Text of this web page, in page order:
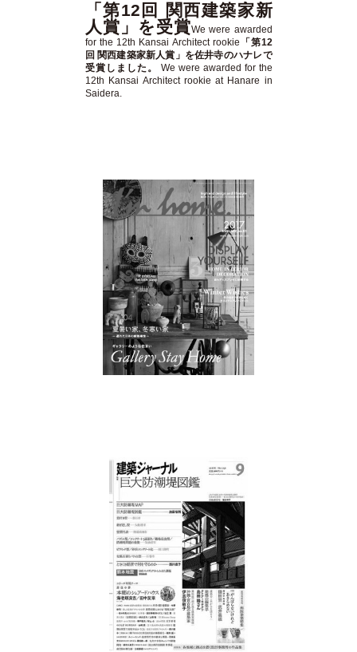
「第12回 関西建築家新
人賞」を受賞We were awarded
for the 12th Kansai Architect rookie 「第12
回 関西建築家新人賞」を佐井寺のハナレで
受賞しました。
12th Kansai Architect rookie at Hanare in
Saidera.